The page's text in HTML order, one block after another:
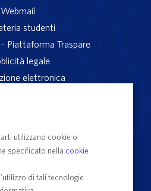
Webmail
studenti
Piattaforma Traspare
legale
elettronica
reclami
e Poli
utilizzano cookie o
specificato nella cookie
di tali tecnologie